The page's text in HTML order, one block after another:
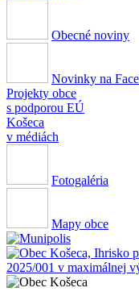
Obecné noviny
Novinky na
Projekty obce
s podporou EÚ
Košeca
v médiách
Fotogaléria
Mapy obce